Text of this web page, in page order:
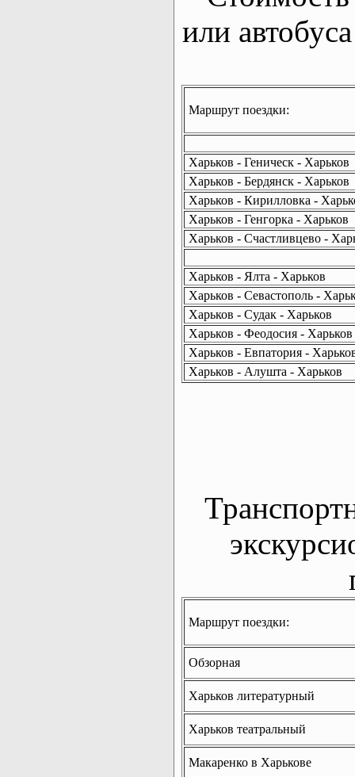
или
Маршрут поездки:
Харьков - Геническ - Харьков
Харьков - Бердянск - Харьков
Харьков - Кирилловка -
Харьков - Генгорка - Харьков
Харьков - Счастливцево -
Харьков - Ялта - Харьков
Харьков - Севастополь -
Харьков - Судак - Харьков
Харьков - Феодосия - Харьков
Харьков - Евпатория -
Харьков - Алушта - Харьков
Маршрут поездки:
Обзорная
Харьков литературный
Харьков театральный
Макаренко в Харькове